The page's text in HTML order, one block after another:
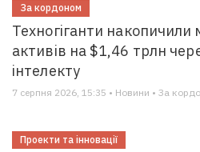
За кордоном
Техногіганти накопичили
активів на $1,46 трлн
інтелекту
7 серпня 2026, 15:35 • Новини • За
Проекти та інновації